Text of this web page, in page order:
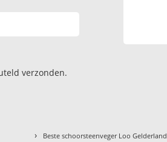
verzonden.
› Beste schoorsteenveger Loo Gelderland